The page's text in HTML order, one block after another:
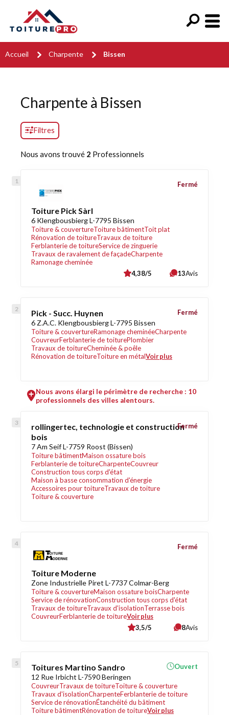
Accueil Charpente Bissen
Charpente à Bissen
Filtres
Nous avons trouvé 2 Professionnels
Toiture Pick Sàrl
6 Klengbousbierg L-7795 Bissen
Toiture & couvertureToiture bâtimentToit plat
Rénovation de toitureTravaux de toiture
Ferblanterie de toitureService de zinguerie
Travaux de ravalement de façadeCharpente
Ramonage cheminée
Fermé
4,38/5 13Avis
Pick - Succ. Huynen
6 Z.A.C. Klengbousbierg L-7795 Bissen
Toiture & couvertureRamonage cheminéeCharpente
CouvreurFerblanterie de toiturePlombier
Travaux de toitureCheminée & poêle
Rénovation de toitureToiture en métalVoir plus
Fermé
Nous avons élargi le périmètre de recherche : 10
professionnels des villes alentours.
rollingertec, technologie et construction
bois
7 Am Seif L-7759 Roost (Bissen)
Toiture bâtimentMaison ossature bois
Ferblanterie de toitureCharpenteCouvreur
Construction tous corps d'état
Maison à basse consommation d'énergie
Accessoires pour toitureTravaux de toiture
Toiture & couverture
Fermé
Toiture Moderne
Zone Industrielle Piret L-7737 Colmar-Berg
Toiture & couvertureMaison ossature boisCharpente
Service de rénovationConstruction tous corps d'état
Travaux de toitureTravaux d'isolationTerrasse bois
CouvreurFerblanterie de toitureVoir plus
Fermé
3,5/5 8Avis
Toitures Martino Sandro
12 Rue Irbicht L-7590 Beringen
CouvreurTravaux de toitureToiture & couverture
Travaux d'isolationCharpenteFerblanterie de toiture
Service de rénovationÉtanchéité du bâtiment
Toiture bâtimentRénovation de toitureVoir plus
Ouvert